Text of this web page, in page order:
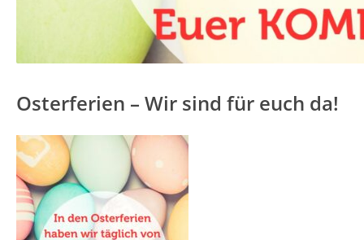
Osterferien – Wir sind für euch da!